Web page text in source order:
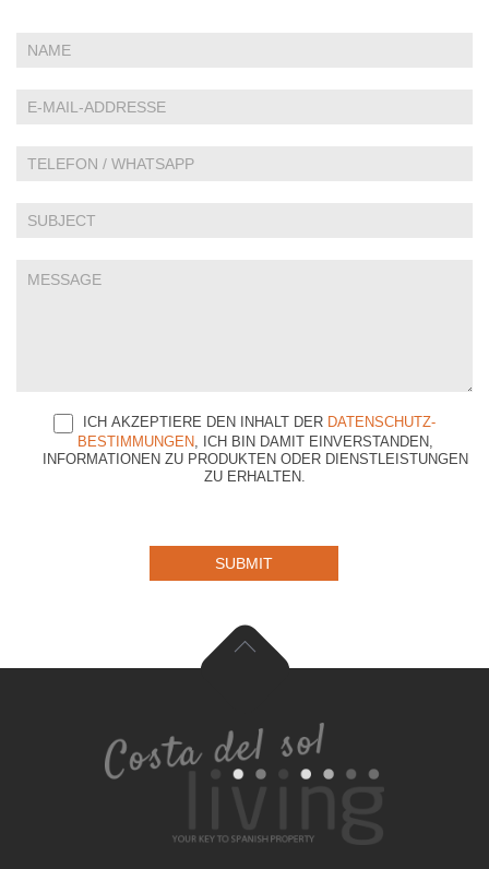
Contact
ICH AKZEPTIERE DEN INHALT DER DATENSCHUTZ-
BESTIMMUNGEN , ICH BIN DAMIT EINVERSTANDEN,
INFORMATIONEN ZU PRODUKTEN ODER DIENSTLEISTUNGEN
ZU ERHALTEN.
Falls
bist,
dieses
SUBMIT